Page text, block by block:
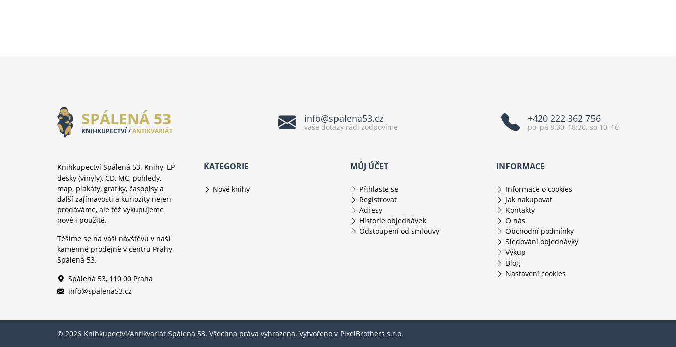
SPÁLENÁ 53
KNIHKUPECTVÍ /ANTIKVARIÁT
info@spalena53.cz
vaše dotazy rádi zodpovíme
+420 222 362 756
po–pá 8:30–18:30, so 10–16
Knihkupectví Spálená 53. Knihy, LP
desky (vinyly), CD, MC, pohledy,
map, plakáty, grafiky, časopisy a
další zajímavosti a kuriozity nejen
prodáváme, ale též vykupujeme
nové i použité.
Těšíme se na vaši návštěvu v naší
kamenné prodejně v centru Prahy,
Spálená 53.
Spálená 53, 110 00 Praha
info@spalena53.cz
KATEGORIE
Nové knihy
MŮJ ÚČET
Přihlaste se
Registrovat
Adresy
Historie objednávek
Odstoupení od smlouvy
INFORMACE
Informace o cookies
Jak nakupovat
Kontakty
O nás
Obchodní podmínky
Sledování objednávky
Výkup
Blog
Nastavení cookies
© 2026 Knihkupectví/Antikvariát Spálená 53. Všechna práva vyhrazena. Vytvořeno v PixelBrothers s.r.o.